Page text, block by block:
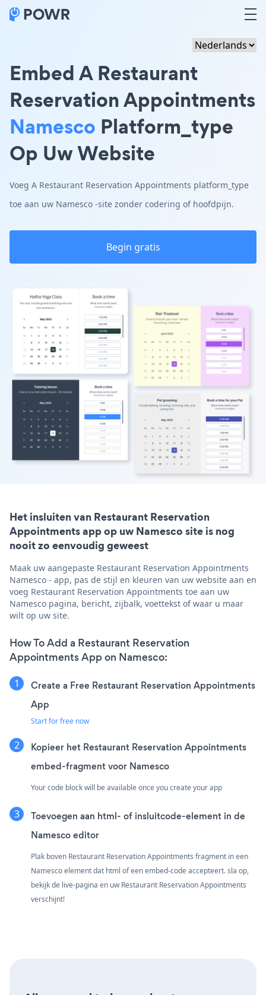
Embed A Restaurant
Reservation Appointments
Namesco Platform_type
Op Uw Website
Voeg A Restaurant Reservation Appointments platform_type
toe aan uw Namesco -site zonder codering of hoofdpijn.
Begin gratis
Het insluiten van Restaurant Reservation
Appointments app op uw Namesco site is nog
nooit zo eenvoudig geweest
Maak uw aangepaste Restaurant Reservation Appointments
Namesco - app, pas de stijl en kleuren van uw website aan en
voeg Restaurant Reservation Appointments toe aan uw
Namesco pagina, bericht, zijbalk, voettekst of waar u maar
wilt op uw site.
How To Add a Restaurant Reservation
Appointments App on Namesco:
Create a Free Restaurant Reservation Appointments
App
Start for free now
Kopieer het Restaurant Reservation Appointments
embed-fragment voor Namesco
Your code block will be available once you create your app
Toevoegen aan html- of insluitcode-element in de
Namesco editor
Plak boven Restaurant Reservation Appointments fragment in een
Namesco element dat html of een embed-code accepteert. sla op,
bekijk de live-pagina en uw Restaurant Reservation Appointments
verschijnt!